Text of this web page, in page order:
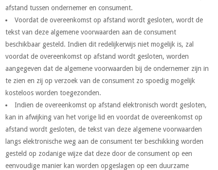
afstand tussen ondernemer en consument.
Voordat de overeenkomst op afstand wordt gesloten, wordt de
tekst van deze algemene voorwaarden aan de consument
beschikbaar gesteld. Indien dit redelijkerwijs niet mogelijk is, zal
voordat de overeenkomst op afstand wordt gesloten, worden
aangegeven dat de algemene voorwaarden bij de ondernemer zijn in
te zien en zij op verzoek van de consument zo spoedig mogelijk
kosteloos worden toegezonden.
Indien de overeenkomst op afstand elektronisch wordt gesloten,
kan in afwijking van het vorige lid en voordat de overeenkomst op
afstand wordt gesloten, de tekst van deze algemene voorwaarden
langs elektronische weg aan de consument ter beschikking worden
gesteld op zodanige wijze dat deze door de consument op een
eenvoudige manier kan worden opgeslagen op een duurzame